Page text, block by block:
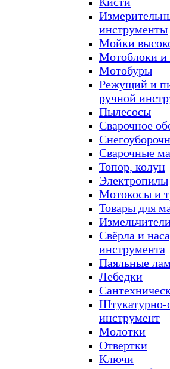
инструменты
Мойки
Мотоблоки и
Мотобуры
Режущий и
ручной
Пылесосы
Сварочное
Сварочные
Топор, колун
Электропилы
Мотокосы и
Товары для
Свёрла и
инструмента
Паяльные
Лебедки
Штукатурно-
инструмент
Молотки
Отвертки
Ключи